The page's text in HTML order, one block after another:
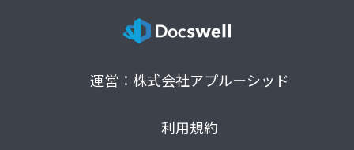
運営：株式会社アプルーシッド
利用規約